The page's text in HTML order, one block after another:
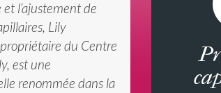
et l’ajustement de
Lily
du Centre
est une
renommée dans la